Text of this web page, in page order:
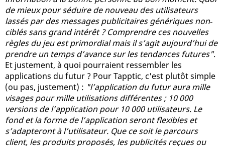
de mieux pour séduire de nouveau des utilisateurs
lassés par des messages publicitaires génériques non‐
ciblés sans grand intérêt ? Comprendre ces nouvelles
règles du jeu est primordial mais il s’agit aujourd’hui de
prendre un temps d’avance sur les tendances futures".
Et justement, à quoi pourraient ressembler les
applications du futur ? Pour Tapptic, c'est plutôt simple
(ou pas, justement) : "l’application du futur aura mille
visages pour mille utilisations différentes ; 10 000
versions de l’application pour 10 000 utilisateurs. Le
fond et la forme de l’application seront flexibles et
s’adapteront à l’utilisateur. Que ce soit le parcours
client, les produits proposés, les publicités reçues ou